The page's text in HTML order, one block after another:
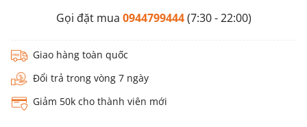
Gọi đặt mua 0944799444(7:30 - 22:00)
Giao hàng toàn quốc
Đổi trả trong vòng 7 ngày
Giảm 50k cho thành viên mới